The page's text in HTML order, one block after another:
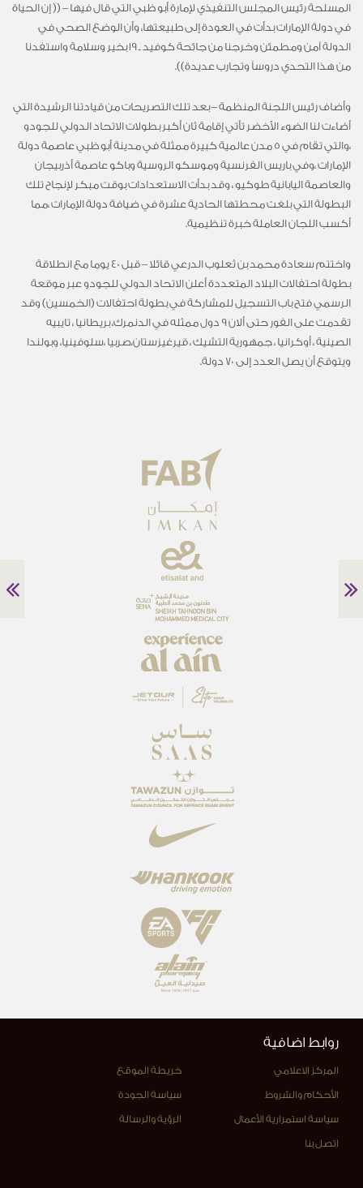
المسلحة رئيس المجلس التنفيذي لإمارة أبو ظبي التي قال فيها – (( إن الحياة
في دولة الإمارات بدأت في العودة إلى طبيعتها، وأن الوضع الصحي في
الدولة آمن ومطمئن وخرجنا من جائحة كوفيد ـ 19 بخير وسلامة واستفدنا
من هذا التحدي دروساً وتجارب عديدة)).
وأضاف رئيس اللجنة المنظمة – بعد تلك التصريحات من قيادتنا الرشيدة التي
أضاءت لنا الضوء الأخضر تأتي إقامة ثان أكبر بطولات الاتحاد الدولي للجودو
،والتي تقام في 5 مدن عالمية كبيرة ممثلة في مدينة أبو ظبي عاصمة دولة
الإمارات ،وفي باريس الفرنسية وموسكو الروسية وباكو عاصمة أذربيجان
والعاصمة اليابانية طوكيو ، وقد بدأت الاستعدادات بوقت مبكر لإنجاح تلك
البطولة التي بلغت محطتها الحادية عشرة في ضيافة دولة الإمارات ،مما
أكسب اللجان العاملة خبرة تنظيمية.
واختتم سعادة محمد بن ثعلوب الدرعي قائلا – قبل 40 يوما مع انطلاقة
بطولة احتفالات البلاد المتعددة أعلن الاتحاد الدولي للجودو عبر موقعة
الرسمي فتح باب التسجيل للمشاركة في بطولة احتفالات (الخمسين) وقد
تقدمت على الفور حتى ألان 9 دول ممثله في الدنمرك، بريطانيا ، تايبيه
الصينية ، أوكرانيا ، جمهورية التشيك ، قيرغيزستان،صربيا ،سلوفينيا، وبولندا
ويتوقع أن يصل العدد إلى 70 دولة.
روابط اضافية
المركز الاعلامي خريطة الموقع
الأحكام والشروط سياسة الجودة
سياسة استمرارية الأعمال الرؤية والرسالة
اتصل بنا